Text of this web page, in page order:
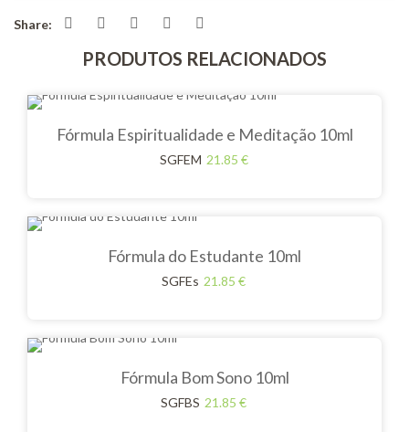
Share:
PRODUTOS RELACIONADOS
Fórmula Espiritualidade e Meditação 10ml
SGFEM 21.85 €
Fórmula do Estudante 10ml
SGFEs 21.85 €
Fórmula Bom Sono 10ml
SGFBS 21.85 €